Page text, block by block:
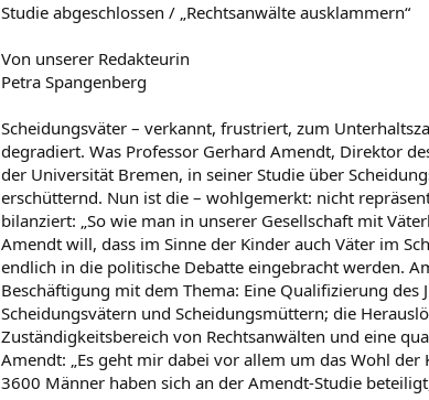
Studie abgeschlossen / „Rechtsanwälte ausklammern“
Von unserer Redakteurin
Petra Spangenberg
Scheidungsväter – verkannt, frustriert, zum
degradiert. Was Professor Gerhard Amendt, Direktor
der Universität Bremen, in seiner Studie über
erschütternd. Nun ist die – wohlgemerkt: nicht
bilanziert: „So wie man in unserer Gesellschaft mit
Amendt will, dass im Sinne der Kinder auch Väter im
endlich in die politische Debatte eingebracht werden.
Beschäftigung mit dem Thema: Eine Qualifizierung
Scheidungsvätern und Scheidungsmüttern; die
Zuständigkeitsbereich von Rechtsanwälten und eine
Amendt: „Es geht mir dabei vor allem um das Wohl der
3600 Männer haben sich an der Amendt-Studie